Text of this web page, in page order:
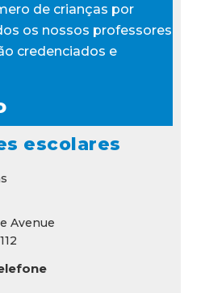
de crianças por
os nossos professores
credenciados e
escolares
Avenue